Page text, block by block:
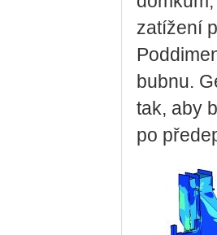
zatížení
bubnu.
tak, aby
po